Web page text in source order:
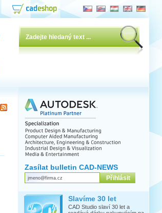
Zasílat bulletin CAD-NEWS
Slavíme 30 let
CAD Studio slaví 30 let a